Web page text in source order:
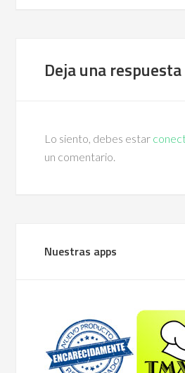
Deja una respuesta
Lo siento, debes estar
un comentario.
Nuestras apps